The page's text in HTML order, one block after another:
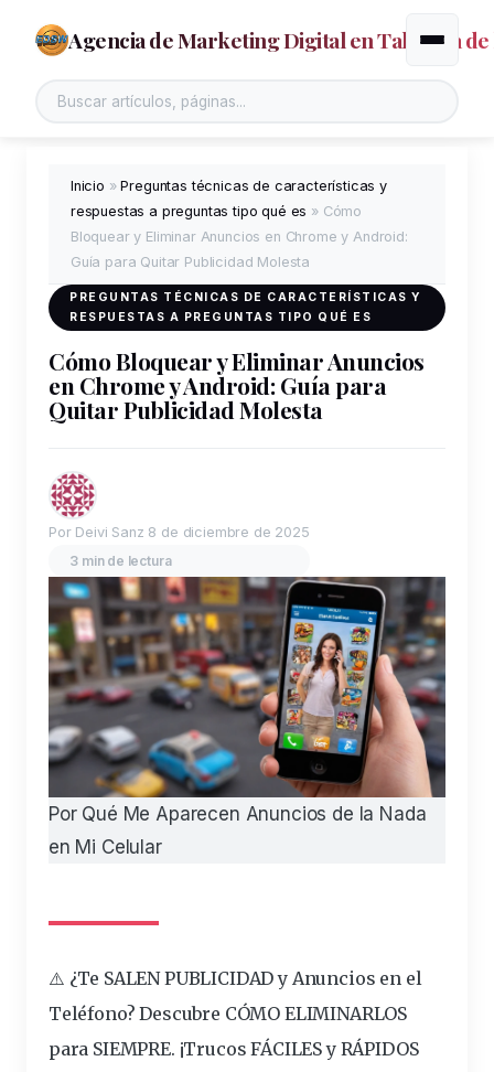
Agencia de Marketing Digital en Talavera de
Alternar
Inicio »Preguntas técnicas de características y
respuestas a preguntas tipo qué es » Cómo
Bloquear y Eliminar Anuncios en Chrome y Android:
Guía para Quitar Publicidad Molesta
PREGUNTAS TÉCNICAS DE CARACTERÍSTICAS Y
RESPUESTAS A PREGUNTAS TIPO QUÉ ES
Cómo Bloquear y Eliminar Anuncios
en Chrome y Android: Guía para
Quitar Publicidad Molesta
Por Deivi Sanz 8 de diciembre de 2025
3 min de lectura
Por Qué Me Aparecen Anuncios de la Nada
en Mi Celular
⚠️ ¿Te SALEN PUBLICIDAD y Anuncios en el
Teléfono? Descubre CÓMO ELIMINARLOS
para SIEMPRE. ¡Trucos FÁCILES y RÁPIDOS